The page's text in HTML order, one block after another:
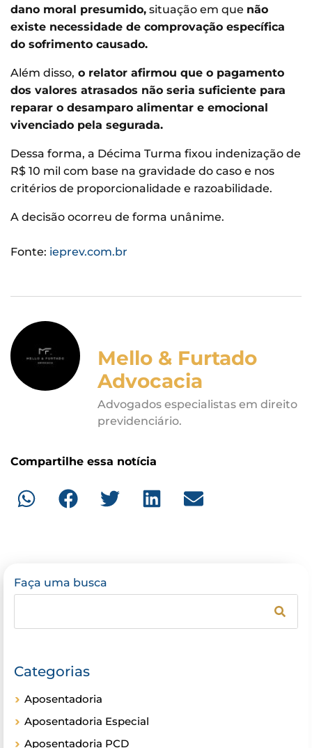
dano moral presumido, situação em que não
existe necessidade de comprovação específica
do sofrimento causado.
Além disso, o relator afirmou que o pagamento
dos valores atrasados não seria suficiente para
reparar o desamparo alimentar e emocional
vivenciado pela segurada.
Dessa forma, a Décima Turma fixou indenização de
R$ 10 mil com base na gravidade do caso e nos
critérios de proporcionalidade e razoabilidade.
A decisão ocorreu de forma unânime.
Fonte: ieprev.com.br
Mello & Furtado
Advocacia
Advogados especialistas em direito
previdenciário.
Compartilhe essa notícia
Faça uma busca
Categorias
Aposentadoria
Aposentadoria Especial
Aposentadoria PCD